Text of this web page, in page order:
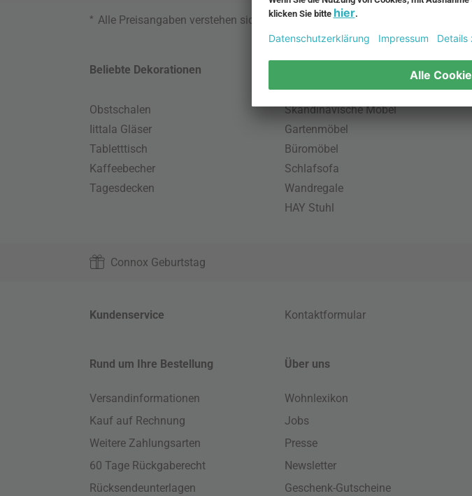
* Alle Preisangaben verstehen sich inklusive MwSt. und zzgl.
Beliebte Dekorationen
Obstschalen
Iittala Gläser
Tabletttisch
Kaffeebecher
Tagesdecken
Skandinavische Möbel
Gartenmöbel
Büromöbel
Schlafsofa
Wandregale
HAY Stuhl
Connox Geburtstag
Kundenservice Kontaktformular
Rund um Ihre Bestellung
Versandinformationen
Kauf auf Rechnung
Weitere Zahlungsarten
60 Tage Rückgaberecht
Rücksendeunterlagen
Über uns
Wohnlexikon
Jobs
Presse
Newsletter
Geschenk-Gutscheine